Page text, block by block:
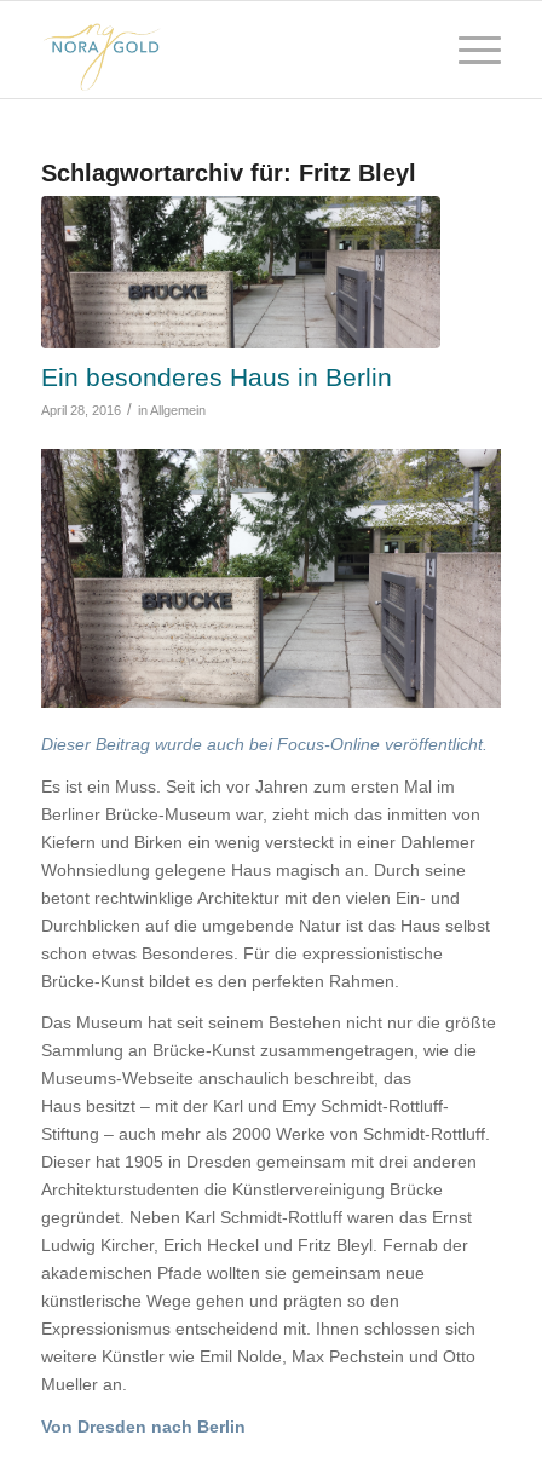
Schlagwortarchiv für: Fritz Bleyl
Ein besonderes Haus in Berlin
April 28, 2016 / inAllgemein
Dieser Beitrag wurde auch bei Focus-Online veröffentlicht.
Es ist ein Muss. Seit ich vor Jahren zum ersten Mal im
Berliner Brücke-Museum war, zieht mich das inmitten von
Kiefern und Birken ein wenig versteckt in einer Dahlemer
Wohnsiedlung gelegene Haus magisch an. Durch seine
betont rechtwinklige Architektur mit den vielen Ein- und
Durchblicken auf die umgebende Natur ist das Haus selbst
schon etwas Besonderes. Für die expressionistische
Brücke-Kunst bildet es den perfekten Rahmen.
Das Museum hat seit seinem Bestehen nicht nur die größte
Sammlung an Brücke-Kunst zusammengetragen, wie die
Museums-Webseite anschaulich beschreibt, das
Haus besitzt – mit der Karl und Emy Schmidt-Rottluff-
Stiftung – auch mehr als 2000 Werke von Schmidt-Rottluff.
Dieser hat 1905 in Dresden gemeinsam mit drei anderen
Architekturstudenten die Künstlervereinigung Brücke
gegründet. Neben Karl Schmidt-Rottluff waren das Ernst
Ludwig Kircher, Erich Heckel und Fritz Bleyl. Fernab der
akademischen Pfade wollten sie gemeinsam neue
künstlerische Wege gehen und prägten so den
Expressionismus entscheidend mit. Ihnen schlossen sich
weitere Künstler wie Emil Nolde, Max Pechstein und Otto
Mueller an.
Von Dresden nach Berlin